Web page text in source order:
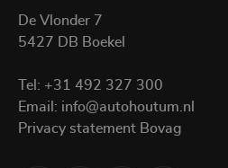
De Vlonder 7
5427 DB Boekel
Tel: +31 492 327 300
Email: info@autohoutum.nl
Privacy statement Bovag